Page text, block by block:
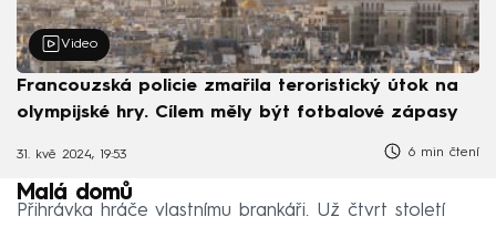
Video
Francouzská policie zmařila teroristický útok na
olympijské hry. Cílem měly být fotbalové zápasy
31. kvě 2024, 19:53 6 min čtení
Malá domů
Přihrávka hráče vlastnímu brankáři. Už čtvrt století